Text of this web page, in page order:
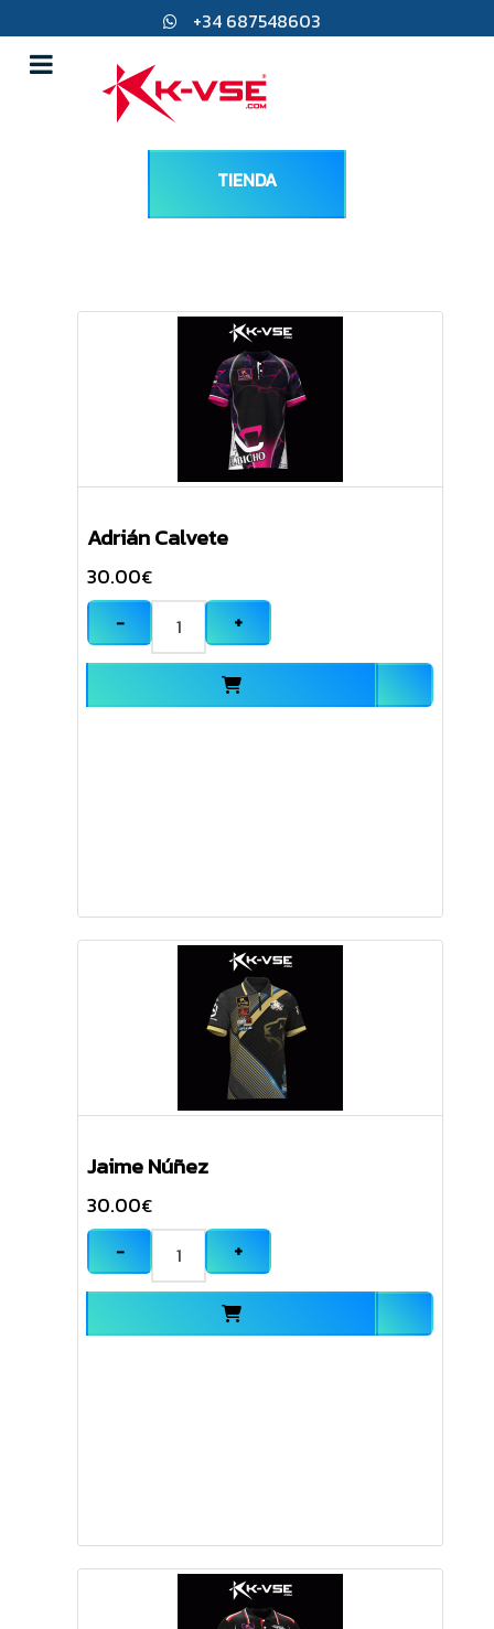
+34 687548603
45217 Ugena, Toledo
TIENDA
Adrián Calvete
30.00€
−
+
Jaime Núñez
30.00€
−
+